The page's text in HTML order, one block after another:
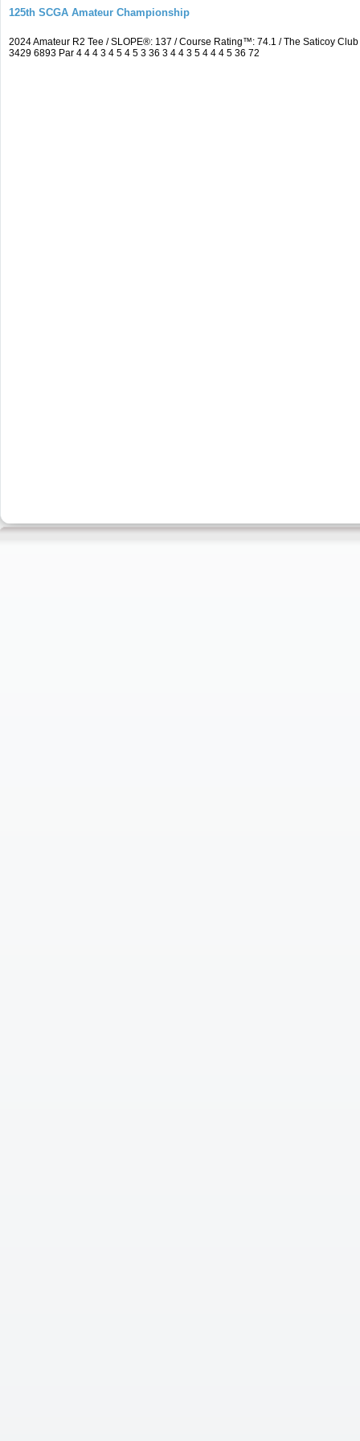
125th SCGA Amateur Championship
2024 Amateur R2 Tee / SLOPE®: 137 / Course Rating™: 74.1 / The Saticoy
3429 6893 Par 4 4 4 3 4 5 4 5 3 36 3 4 4 3 5 4 4 4 5 36 72